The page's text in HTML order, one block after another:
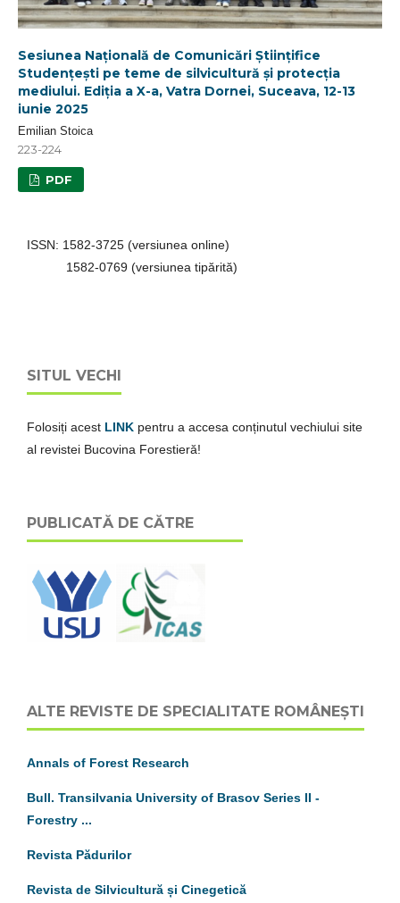
Sesiunea Națională de Comunicări Științifice
Studențești pe teme de silvicultură și protecția
mediului. Ediția a X-a, Vatra Dornei, Suceava, 12-13
iunie 2025
Emilian Stoica
223-224
PDF
ISSN: 1582-3725 (versiunea online)
1582-0769 (versiunea tipărită)
SITUL VECHI
Folosiți acest LINK pentru a accesa conținutul vechiului site
al revistei Bucovina Forestieră!
PUBLICATĂ DE CĂTRE
ALTE REVISTE DE SPECIALITATE ROMÂNEȘTI
Annals of Forest Research
Bull. Transilvania University of Brasov Series II -
Forestry ...
Revista Pădurilor
Revista de Silvicultură și Cinegetică